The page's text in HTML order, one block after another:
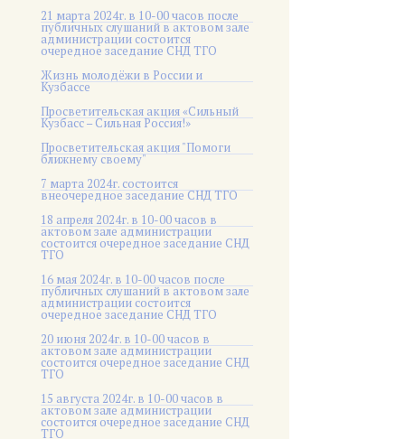
21 марта 2024г. в 10-00 часов после
публичных слушаний в актовом зале
администрации состоится
очередное заседание СНД ТГО
Жизнь молодёжи в России и
Кузбассе
Просветительская акция «Сильный
Кузбасс – Сильная Россия!»
Просветительская акция "Помоги
ближнему своему"
7 марта 2024г. состоится
внеочередное заседание СНД ТГО
18 апреля 2024г. в 10-00 часов в
актовом зале администрации
состоится очередное заседание СНД
ТГО
16 мая 2024г. в 10-00 часов после
публичных слушаний в актовом зале
администрации состоится
очередное заседание СНД ТГО
20 июня 2024г. в 10-00 часов в
актовом зале администрации
состоится очередное заседание СНД
ТГО
15 августа 2024г. в 10-00 часов в
актовом зале администрации
состоится очередное заседание СНД
ТГО